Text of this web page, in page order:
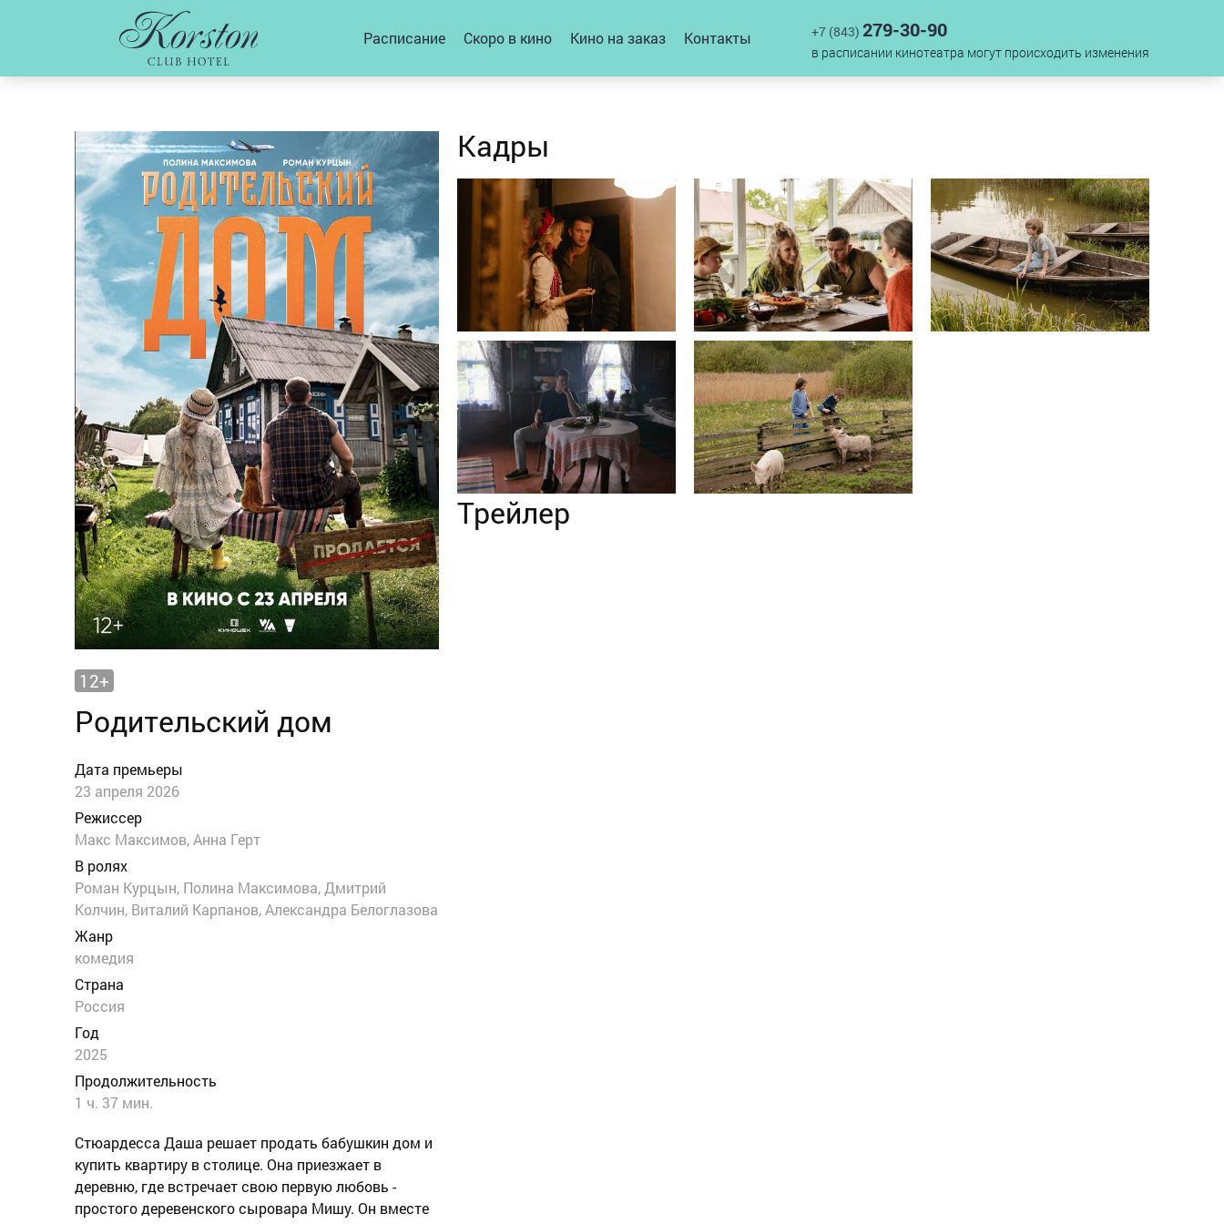
Расписание Скоро в кино Кино на заказ Контакты +7 (843) 279-30-90
в расписании кинотеатра могут происходить изменения
12+
Родительский дом
Дата премьеры
23 апреля 2026
Режиссер
Макс Максимов, Анна Герт
В ролях
Роман Курцын, Полина Максимова, Дмитрий
Колчин, Виталий Карпанов, Александра Белоглазова
Жанр
комедия
Страна
Россия
Год
2025
Продолжительность
1 ч. 37 мин.
Стюардесса Даша решает продать бабушкин дом и
купить квартиру в столице. Она приезжает в
деревню, где встречает свою первую любовь -
простого деревенского сыровара Мишу. Он вместе
Кадры
Трейлер